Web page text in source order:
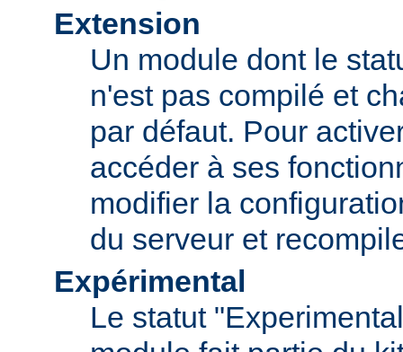
Extension
Un module dont le
n'est pas compilé et
par défaut. Pour
accéder à ses
modifier la
du serveur et
Expérimental
Le statut